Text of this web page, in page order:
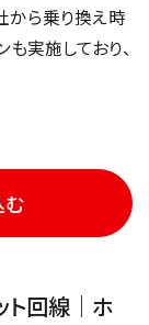
から乗り換え時
実施しており、
む
ト回線｜ホ